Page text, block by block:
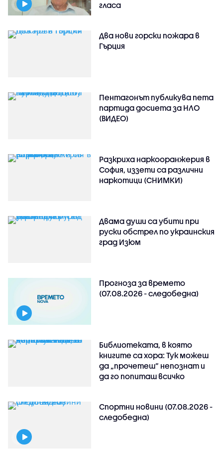
гласа
Два нови горски пожара в
Гърция
Пентагонът публикува пета
партида досиета за НЛО
(ВИДЕО)
Разкриха наркооранжерия в
София, иззети са различни
наркотици (СНИМКИ)
Двама души са убити при
руски обстрeл по украинския
град Изюм
Прогноза за времето
(07.08.2026 - следобедна)
Библиотеката, в която
книгите са хора: Тук можеш
да „прочетеш“ непознат и
да го попиташ всичко
Спортни новини (07.08.2026 -
следобедна)